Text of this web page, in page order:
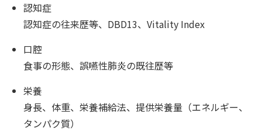
認知症
認知症の往来歴等、DBD13、Vitality Index
口腔
食事の形態、誤嚥性肺炎の既往歴等
栄養
身長、体重、栄養補給法、提供栄養量（エネルギー、
タンパク質）